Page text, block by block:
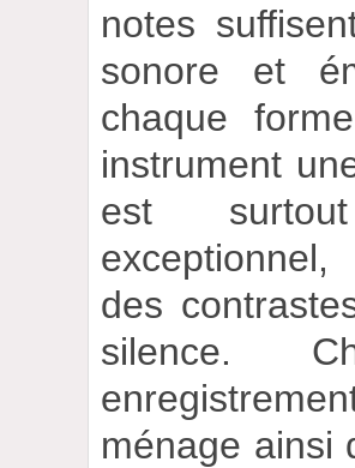
notes
sonore et
chaque
instrument
est
des
silence.
ménage ainsi